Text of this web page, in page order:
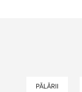
PĂLĂRII